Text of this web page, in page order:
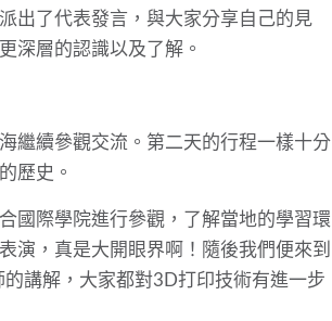
出了代表發言，與大家分享自己的見
深層的認識以及了解。
繼續參觀交流。第二天的行程一樣十分
歷史。
國際學院進行參觀，了解當地的學習環
演，真是大開眼界啊！隨後我們便來到
講解，大家都對3D打印技術有進一步